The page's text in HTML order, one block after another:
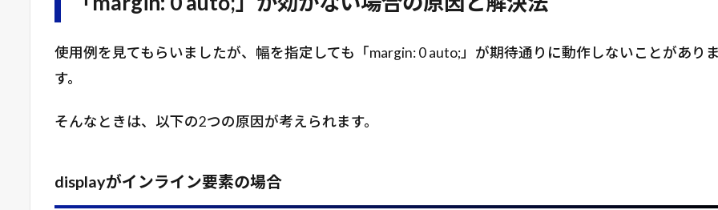
使用例を見てもらいましたが、幅を指定しても「margin: 0 auto;」が期待通りに動作しないことがあり
す。
そんなときは、以下の2つの原因が考えられます。
displayがインライン要素の場合